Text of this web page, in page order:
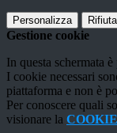
Personalizza
Gestione cookie
In questa schermata
I cookie necessari
piattaforma e non è
Per conoscere quali
visionare la